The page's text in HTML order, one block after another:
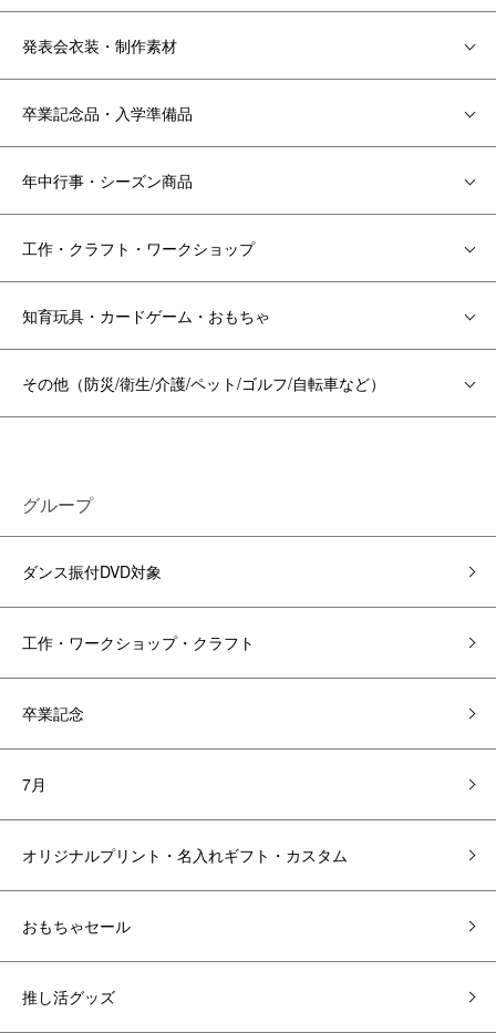
発表会衣装・制作素材
卒業記念品・入学準備品
年中行事・シーズン商品
工作・クラフト・ワークショップ
知育玩具・カードゲーム・おもちゃ
その他（防災/衛生/介護/ペット/ゴルフ/自転車など）
グループ
ダンス振付DVD対象
工作・ワークショップ・クラフト
卒業記念
7月
オリジナルプリント・名入れギフト・カスタム
おもちゃセール
推し活グッズ